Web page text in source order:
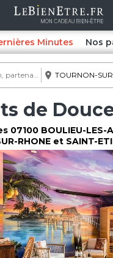
Minutes Nos
de
07100 BOULIEU-LES-
RHONE et SAINT-